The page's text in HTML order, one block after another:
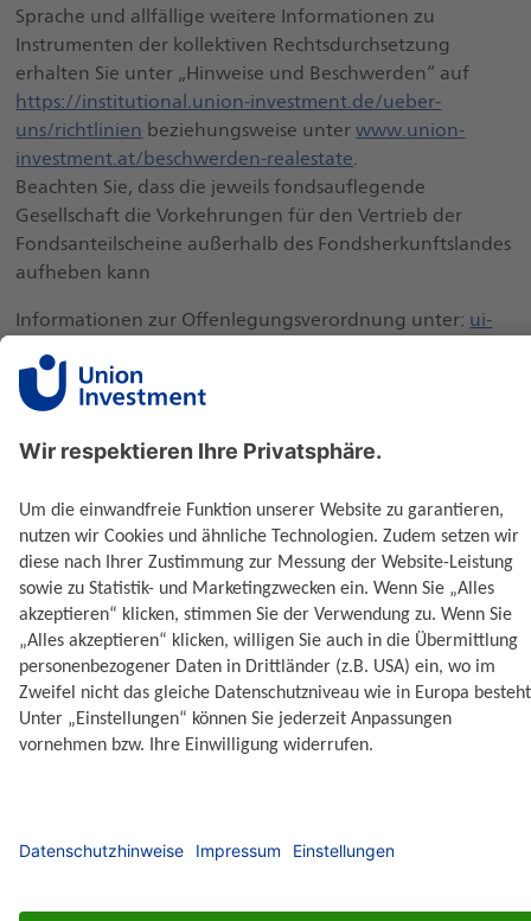
Sprache und allfällige weitere Informationen zu
Instrumenten der kollektiven Rechtsdurchsetzung
erhalten Sie unter „Hinweise und Beschwerden“ auf
https://institutional.union-investment.de/ueber-
uns/richtlinien beziehungsweise unterwww.union-
investment.at/beschwerden-realestate.
Beachten Sie, dass die jeweils fondsauflegende
Gesellschaft die Vorkehrungen für den Vertrieb der
Fondsanteilscheine außerhalb des Fondsherkunftslandes
aufheben kann
Informationen zur Offenlegungsverordnung unter: ui-
Union Investment Fondssparen umfasst keine
Die Angaben zur Wertentwicklung basieren auf
Vergangenheitswerten. Die Wert- und
Ertragsentwicklungen von Fonds können nicht mit
Bestimmtheit vorausgesagt werden.
Performanceergebnisse der Vergangenheit lassen keine
Rückschlüsse auf die zukünftige Entwicklung zu.
Ausgabe- und Rücknahmespesen, Provisionen,
Gebühren und andere Entgelte, sowie Steuern sind in
der Performanceberechnung nicht berücksichtigt und
können sich mindernd auf die angeführte
Bruttowertentwicklung auswirken.